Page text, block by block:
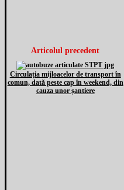
Articolul precedent
Circulația mijloacelor de transport în
comun, dată peste cap în weekend, din
cauza unor șantiere